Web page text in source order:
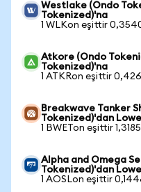
Westlake (Ondo
Tokenized)'na
1 WLKon eşittir
Atkore (Ondo
Tokenized)'na
1 ATKRon eşittir
Breakwave Tanker
Tokenized)'dan
1 BWETon eşittir
Alpha and Omega
Tokenized)'dan
1 AOSLon eşittir